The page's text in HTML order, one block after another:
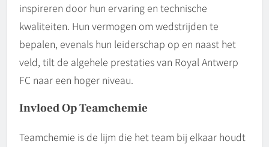
inspireren door hun ervaring en technische
kwaliteiten. Hun vermogen om wedstrijden te
bepalen, evenals hun leiderschap op en naast het
veld, tilt de algehele prestaties van Royal Antwerp
FC naar een hoger niveau.
Invloed Op Teamchemie
Teamchemie is de lijm die het team bij elkaar houdt